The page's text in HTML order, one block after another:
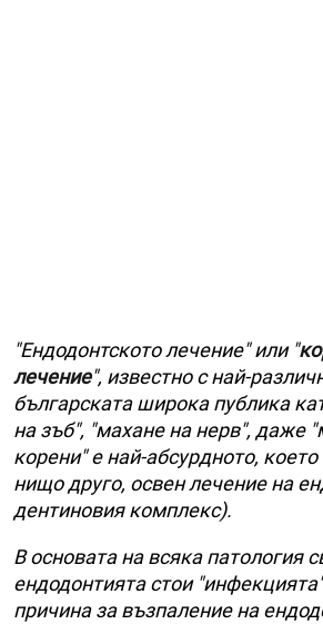
"Ендодонтското лечение" или "
лечение", известно с най-
българската широка публика
на зъб", "махане на нерв", даже
корени" е най-абсурдното,
нищо друго, освен лечение на
дентиновия комплекс).
В основата на всяка патология
ендодонтията стои
причина за възпаление на